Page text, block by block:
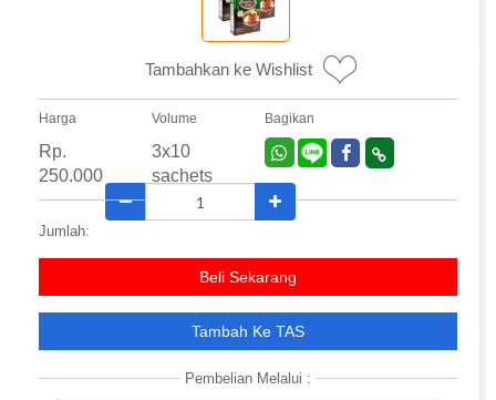
Tambahkan ke Wishlist
Harga
Rp.
250.000
Volume
3x10
sachets
Bagikan
Jumlah:
Beli Sekarang
Tambah Ke TAS
Pembelian Melalui :